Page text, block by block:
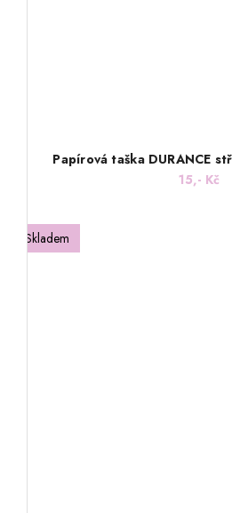
Papírová taška DURANCE
15,- Kč
Skladem